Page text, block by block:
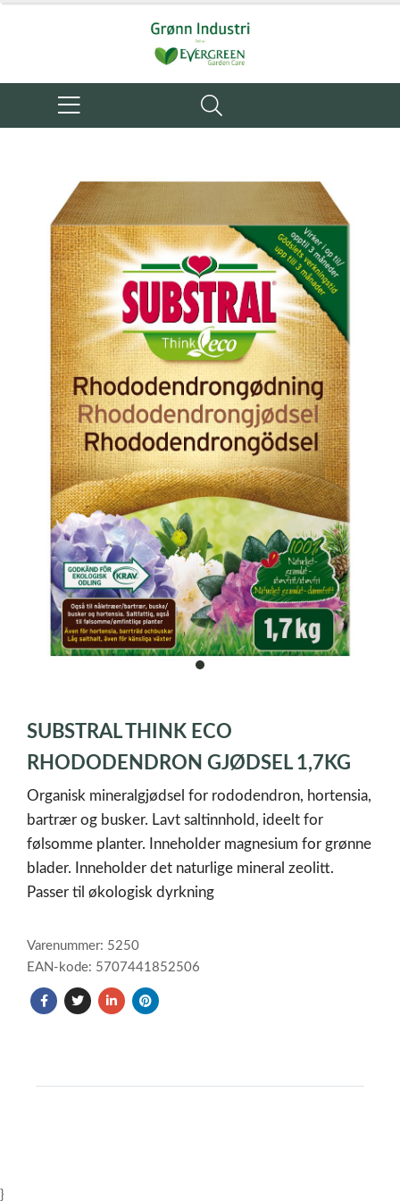
item
of
1
SUBSTRAL THINK ECO
RHODODENDRON GJØDSEL 1,7KG
Organisk mineralgjødsel for rododendron, hortensia,
bartrær og busker. Lavt saltinnhold, ideelt for
følsomme planter. Inneholder magnesium for grønne
blader. Inneholder det naturlige mineral zeolitt.
Passer til økologisk dyrkning
Varenummer: 5250
EAN-kode: 5707441852506
}